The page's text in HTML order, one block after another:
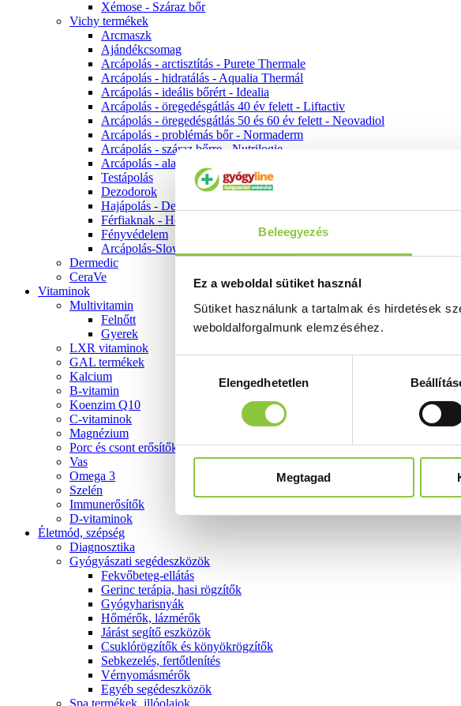
Beleegyezés
Ez a weboldal sütiket használ
Sütiket használunk a tartalmak és hirdetések
weboldalforgalmunk elemzéséhez.
kiválasztásaElengedhetetlen
Megtagad
Xémose - Száraz bőr
Vichy termékek
Arcmaszk
Ajándékcsomag
Arcápolás - arctisztítás - Purete Thermale
Arcápolás - hidratálás - Aqualia Thermál
Arcápolás - ideális bőrért - Idealia
Arcápolás - öregedésgátlás 40 év felett - Liftactiv
Arcápolás - öregedésgátlás 50 és 60 év felett - Neovadiol
Arcápolás - problémás bőr - Normaderm
Arcápolás - száraz bőrre - Nutrilogie
Arcápolás - alapozók
Testápolás
Dezodorok
Hajápolás - Dercos
Férfiaknak - Homme
Fényvédelem
Arcápolás-Slow Age
Dermedic
CeraVe
Vitaminok
Multivitamin
Felnőtt
Gyerek
LXR vitaminok
GAL termékek
Kalcium
B-vitamin
Koenzim Q10
C-vitaminok
Magnézium
Porc és csont erősítők
Vas
Omega 3
Szelén
Immunerősítők
D-vitaminok
Életmód, szépség
Diagnosztika
Gyógyászati segédeszközök
Fekvőbeteg-ellátás
Gerinc terápia, hasi rögzítők
Gyógyharisnyák
Hőmérők, lázmérők
Járást segítő eszközök
Csuklórögzítők és könyökrögzítők
Sebkezelés, fertőtlenítés
Vérnyomásmérők
Egyéb segédeszközök
Spa termékek, illóolajok